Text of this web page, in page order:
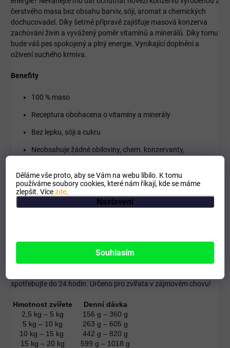
Děláme vše proto, aby se Vám na webu líbilo. K tomu
používáme soubory cookies, které nám říkají, kde se máme
zlepšit. Vícezde.
Nastavení
Souhlasím
čerstvého masa bez obsahu barviv, sóji, aromat a chemických
dochucovadel. Díky šetrné přípravě zajišťuje masová konzerva
zachování živin a vyvážený poměr vitamínů a minerálů. Díky tomu
bude váš pes spokojený a plný energie. Vynikající doplnění a
oživení suchého krmiva.
Benefity
100 % maso
Receptura obohacena o vitamíny a minerály
Bez lepku, sóji a cukru
Neobsahuje žádné obiloviny, chem. konzervanty,
Složení
směs hovězí svaloviny a hovězích drobů
stavu psa, množství pohybu, zdravotnímu stavu a teplotě
prostředí. Zároveň s krmením vždy zajistěte dostatek čerstvé
vody. Uchovávejte na suchém a chladném místě. Skladujte při
spotřebujte do 24 hodin. Určeno pro zvířata v zájmovém chovu!
Hmotnost zvířete
Denní dávka
2,5 kg – 5 kg
156 g – 360 g
5 kg – 10 kg
263 g – 605 g
10 kg – 15 kg
442 g – 820 g
15 kg – 20 kg
599 g – 1018 g